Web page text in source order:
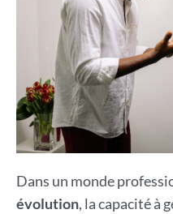
Dans un monde
évolution, la capacité à